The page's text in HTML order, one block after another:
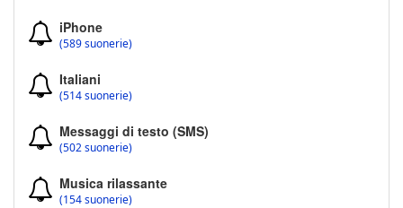
iPhone
(589 suonerie)
Italiani
(514 suonerie)
Messaggi di testo (SMS)
(502 suonerie)
Musica rilassante
(154 suonerie)